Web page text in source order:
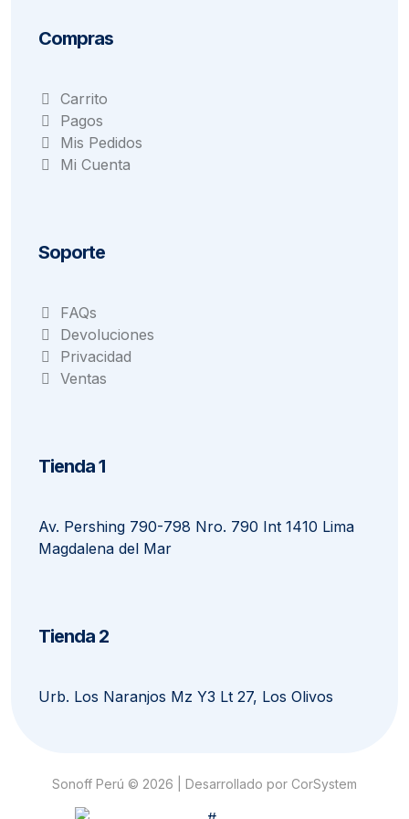
Compras
Carrito
Pagos
Mis Pedidos
Mi Cuenta
Soporte
FAQs
Devoluciones
Privacidad
Ventas
Tienda 1
Av. Pershing 790-798 Nro. 790 Int 1410 Lima
Magdalena del Mar
Tienda 2
Urb. Los Naranjos Mz Y3 Lt 27, Los Olivos
Sonoff Perú © 2026 | Desarrollado por CorSystem